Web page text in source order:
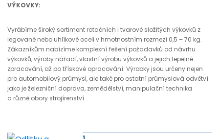
VÝKOVKY:
Vyrábíme široký sortiment rotačních i tvarově složitých výkovků z
legované nebo uhlíkové oceli v hmotnostním rozmezí 0,5 – 70 kg.
Zákazníkům nabízíme komplexní řešení požadavků od návrhu
výkovků, výroby nářadí, vlastní výrobu výkovků a jejich tepelné
zpracování, až po třískové opracování. Výrobky jsou určeny nejen
pro automobilový průmysl, ale také pro ostatní průmyslová odvětví
jako je železniční doprava, zemědělství, manipulační technika
a různé obory strojírenství.